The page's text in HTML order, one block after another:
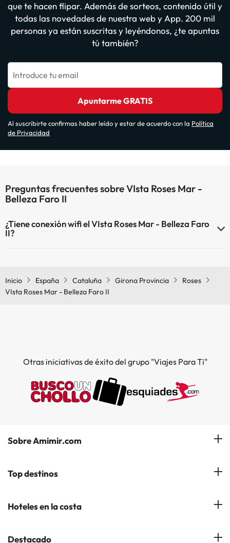
que te hacen flipar. Además de sorteos, contenido útil y
todas las novedades de nuestra web y App. 200 mil
personas ya están suscritas y leyéndonos, ¿te apuntas
tú también?
Introduce tu email
Apuntarme GRATIS
Al suscribirte confirmas haber leído y estar de acuerdo con la Política
de Privacidad
Preguntas frecuentes sobre VIsta Roses Mar -
Belleza Faro II
¿Tiene conexión wifi el VIsta Roses Mar - Belleza Faro
II?
Inicio España Cataluña Girona Provincia
Roses
VIsta Roses Mar - Belleza Faro II
Otras iniciativas de éxito del grupo "Viajes Para Ti"
Sobre Amimir.com
¿Quiénes somos?
Gestionar mi reserva
Top destinos
Hoteles en Salou
Hoteles en la costa
Hoteles en la Costa Azahar
Destacado